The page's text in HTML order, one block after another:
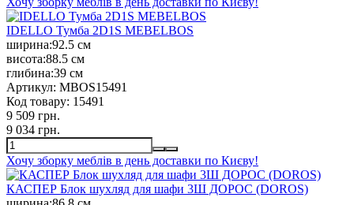
IDELLO Тумба 2D1S MEBELBOS
ширина:92.5 см
висота:88.5 см
глибина:39 см
Артикул: MBOS15491
Код товару: 15491
9 509 грн.
9 034 грн.
Хочу зборку меблів в день доставки по Києву!
КАСПЕР Блок шухляд для шафи 3Ш ДОРОС (DOROS)